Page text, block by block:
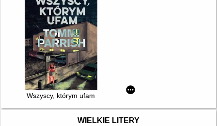
Wszyscy, którym ufam
WIELKIE LITERY